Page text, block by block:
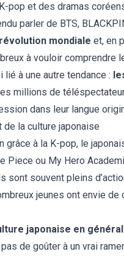
pop et des dramas
parler de BTS,
mondiale et, en
à vouloir
lié à une autre tendance :
millions de
dans leur langue
de la culture japonaise
grâce à la K-pop, le
Piece ou My Hero
sont souvent pleins
jeunes ont envie
japonaise en
de goûter à un vrai